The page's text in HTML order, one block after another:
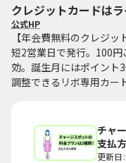
クレジットカードは
公式HP
【年会費無料のクレジ
短2営業日で発行。100
効。誕生月にはポイント
調整できるリボ専用カー
チャ
支払
更新